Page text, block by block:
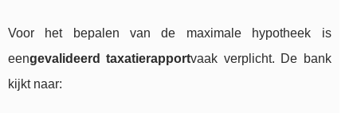
Voor het bepalen van de maximale hypotheek is
eengevalideerd taxatierapportvaak verplicht. De bank
kijkt naar: